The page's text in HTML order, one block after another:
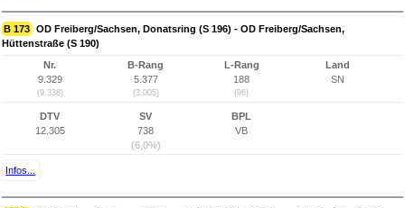
B 173 OD Freiberg/Sachsen, Donatsring (S 196) - OD Freiberg/Sachsen,
Hüttenstraße (S 190)
Nr.
9.329
(9.338)
B-Rang
5.377
(3.005)
L-Rang
188
(96)
Land
SN
DTV
12.305
SV
738
(6,0%)
BPL
VB
Infos...